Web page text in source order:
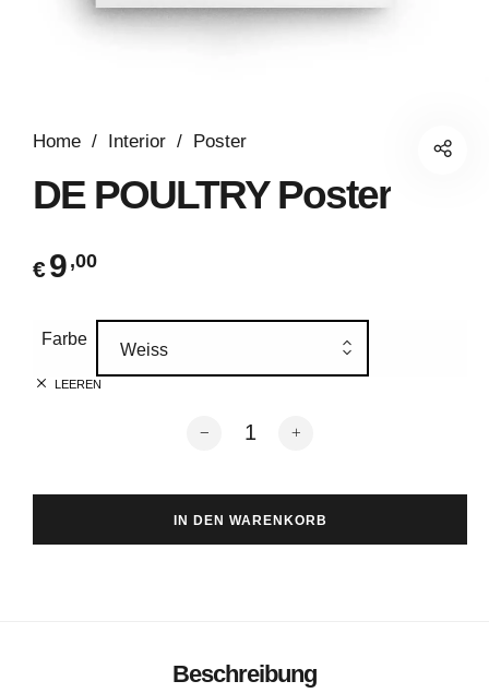
Home / Interior / Poster
DE POULTRY Poster
€9 ,00
Farbe
Weiss
LEEREN
DE POULTRY Poster Menge
IN DEN WARENKORB
Beschreibung